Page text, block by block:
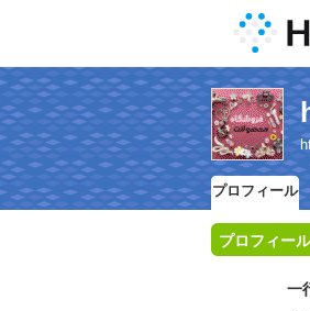
プロフィール
プロフィール
一